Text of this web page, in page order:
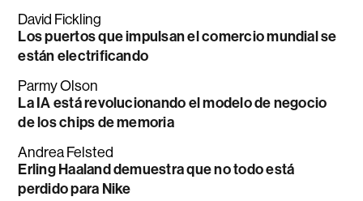
David Fickling
Los puertos que impulsan el comercio mundial se
están electrificando
Parmy Olson
La IA está revolucionando el modelo de negocio
de los chips de memoria
Andrea Felsted
Erling Haaland demuestra que no todo está
perdido para Nike